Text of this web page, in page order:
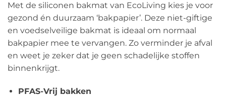
Met de siliconen bakmat van EcoLiving kies je voor
gezond én duurzaam ‘bakpapier’. Deze niet-giftige
en voedselveilige bakmat is ideaal om normaal
bakpapier mee te vervangen. Zo verminder je afval
en weet je zeker dat je geen schadelijke stoffen
binnenkrijgt.
PFAS-Vrij bakken